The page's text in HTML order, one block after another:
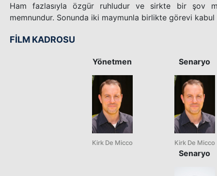
Ham fazlasıyla özgür ruhludur ve sirkte bir şov
memnundur. Sonunda iki maymunla birlikte görevi kabul
FİLM KADROSU
Yönetmen
Kirk De Micco
Senaryo
Kirk De Micco
Senaryo